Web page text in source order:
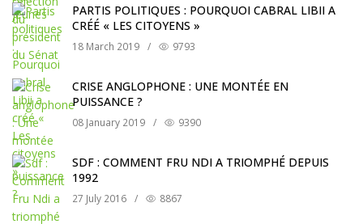
PARTIS POLITIQUES : POURQUOI CABRAL LIBII A
CRÉÉ « LES CITOYENS »
18 March 2019 / 9793
CRISE ANGLOPHONE : UNE MONTÉE EN
PUISSANCE ?
08 January 2019 / 9390
SDF : COMMENT FRU NDI A TRIOMPHÉ DEPUIS
1992
27 July 2016 / 8867